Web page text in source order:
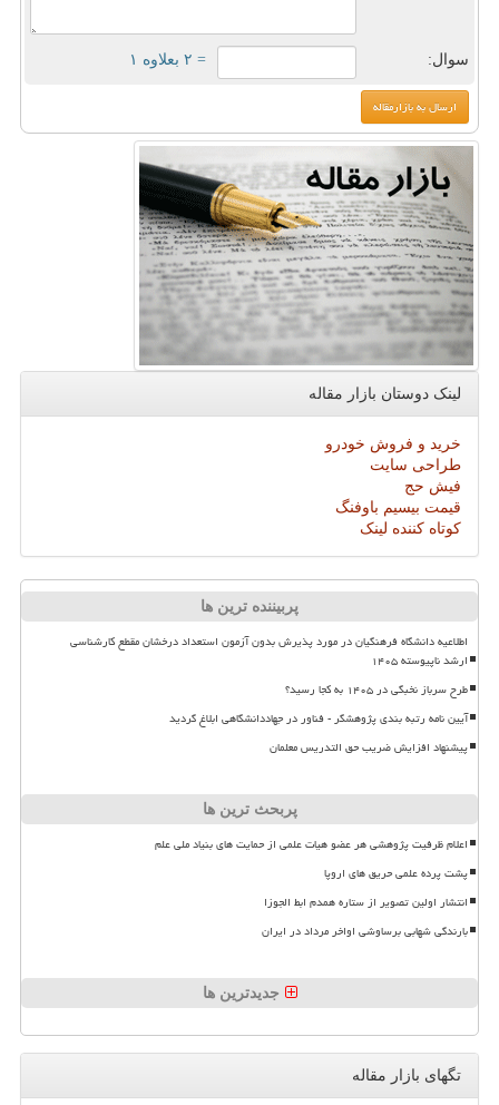
سوال: = ۲ بعلاوه ۱
لینک دوستان بازار مقاله
خرید و فروش خودرو
طراحی سایت
فیش حج
قیمت بیسیم باوفنگ
کوتاه کننده لینک
پربیننده ترین ها
اطلاعیه دانشگاه فرهنگیان در مورد پذیرش بدون آزمون استعداد درخشان مقطع کارشناسی
ارشد ناپیوسته ۱۴۰۵
طرح سرباز نخبگی در ۱۴۰۵ به کجا رسید؟
آیین نامه رتبه بندی پژوهشگر - فناور در جهاددانشگاهی ابلاغ گردید
پیشنهاد افزایش ضریب حق التدریس معلمان
پربحث ترین ها
اعلام ظرفیت پژوهشی هر عضو هیات علمی از حمایت های بنیاد ملی علم
پشت پرده علمی حریق های اروپا
انتشار اولین تصویر از ستاره همدم ابط الجوزا
بارندگی شهابی برساوشی اواخر مرداد در ایران
جدیدترین ها
تگهای بازار مقاله